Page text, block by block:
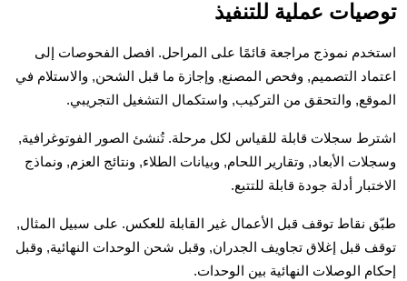
توصيات عملية للتنفيذ
استخدم نموذج مراجعة قائمًا على المراحل. افصل الفحوصات إلى
اعتماد التصميم, وفحص المصنع, وإجازة ما قبل الشحن, والاستلام في
الموقع, والتحقق من التركيب, واستكمال التشغيل التجريبي.
اشترط سجلات قابلة للقياس لكل مرحلة. تُنشئ الصور الفوتوغرافية,
وسجلات الأبعاد, وتقارير اللحام, وبيانات الطلاء, ونتائج العزم, ونماذج
الاختبار أدلة جودة قابلة للتتبع.
طبّق نقاط توقف قبل الأعمال غير القابلة للعكس. على سبيل المثال,
توقف قبل إغلاق تجاويف الجدران, وقبل شحن الوحدات النهائية, وقبل
إحكام الوصلات النهائية بين الوحدات.